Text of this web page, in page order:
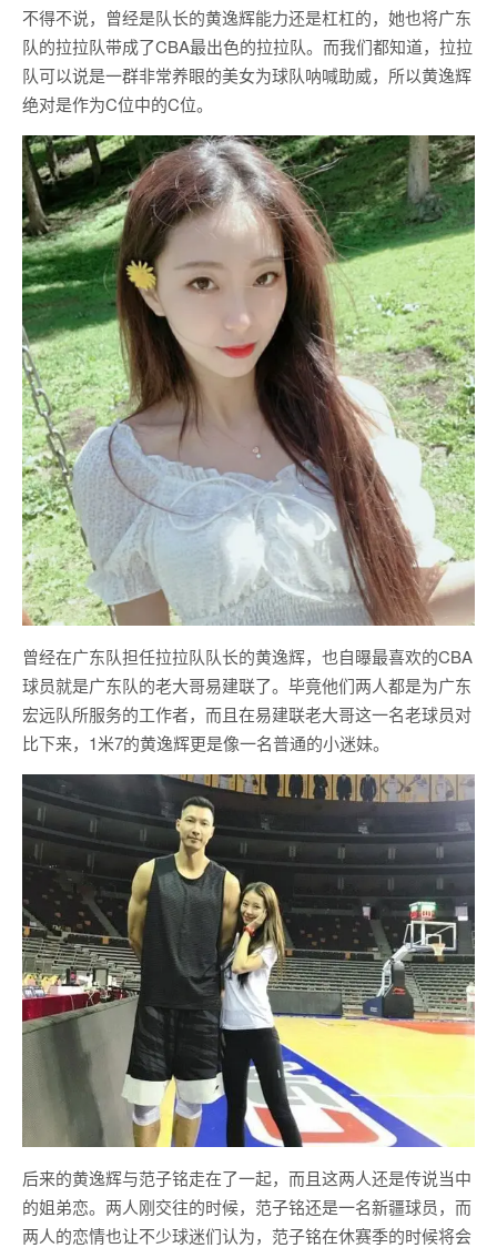
不得不说，曾经是队长的黄逸辉能力还是杠杠的，她也将广东
队的拉拉队带成了CBA最出色的拉拉队。而我们都知道，拉拉
队可以说是一群非常养眼的美女为球队呐喊助威，所以黄逸辉
绝对是作为C位中的C位。
曾经在广东队担任拉拉队队长的黄逸辉，也自曝最喜欢的CBA
球员就是广东队的老大哥易建联了。毕竟他们两人都是为广东
宏远队所服务的工作者，而且在易建联老大哥这一名老球员对
比下来，1米7的黄逸辉更是像一名普通的小迷妹。
后来的黄逸辉与范子铭走在了一起，而且这两人还是传说当中
的姐弟恋。两人刚交往的时候，范子铭还是一名新疆球员，而
两人的恋情也让不少球迷们认为，范子铭在休赛季的时候将会